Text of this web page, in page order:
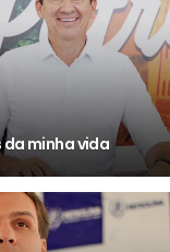
minha vida